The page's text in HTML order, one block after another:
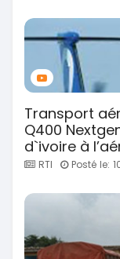
Transport
Q400
d`ivoire à
RTI Posté le: